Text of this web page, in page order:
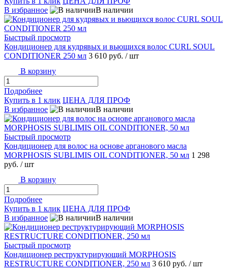
В избранное
В наличии
Быстрый просмотр
Кондиционер для кудрявых и вьющихся волос CURL SOUL
CONDITIONER 250 мл 3 610 руб. / шт
В корзину
Подробнее
Купить в 1 клик ЦЕНА ДЛЯ ПРОФ
В избранное
В наличии
Быстрый просмотр
Кондиционер для волос на основе арганового масла
MORPHOSIS SUBLIMIS OIL CONDITIONER, 50 мл 1 298
руб. / шт
В корзину
Подробнее
Купить в 1 клик ЦЕНА ДЛЯ ПРОФ
В избранное
В наличии
Быстрый просмотр
Кондиционер реструктурирующий MORPHOSIS
RESTRUCTURE CONDITIONER, 250 мл 3 610 руб. / шт